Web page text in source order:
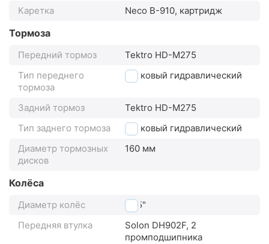
Каретка
Neco B-910, картридж
Тормоза
Передний тормоз
Tektro HD-M275
Тип переднего
тормоза
дисковый гидравлический
Задний тормоз
Tektro HD-M275
Тип заднего тормоза
дисковый гидравлический
Диаметр тормозных
дисков
160 мм
Колёса
Диаметр колёс
27,5"
Передняя втулка
Solon DH902F, 2
промподшипника